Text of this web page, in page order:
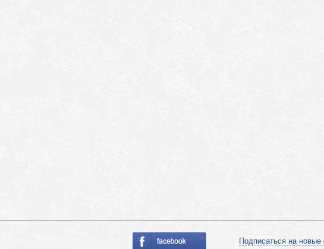
Подписаться на новые